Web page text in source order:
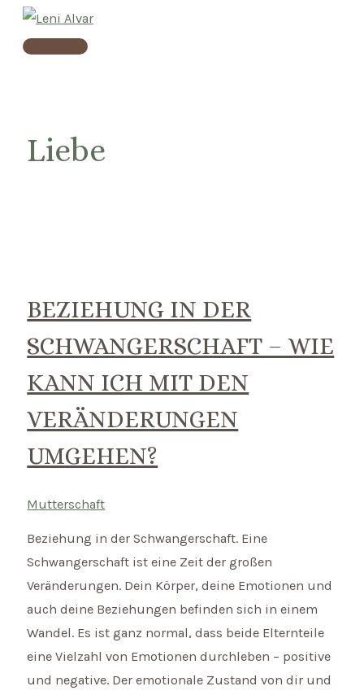
Skip
Main
Liebe
BEZIEHUNG IN DER
SCHWANGERSCHAFT – WIE
KANN ICH MIT DEN
VERÄNDERUNGEN
UMGEHEN?
Mutterschaft
Beziehung in der Schwangerschaft. Eine
Schwangerschaft ist eine Zeit der großen
Veränderungen. Dein Körper, deine Emotionen und
auch deine Beziehungen befinden sich in einem
Wandel. Es ist ganz normal, dass beide Elternteile
eine Vielzahl von Emotionen durchleben – positive
und negative. Der emotionale Zustand von dir und